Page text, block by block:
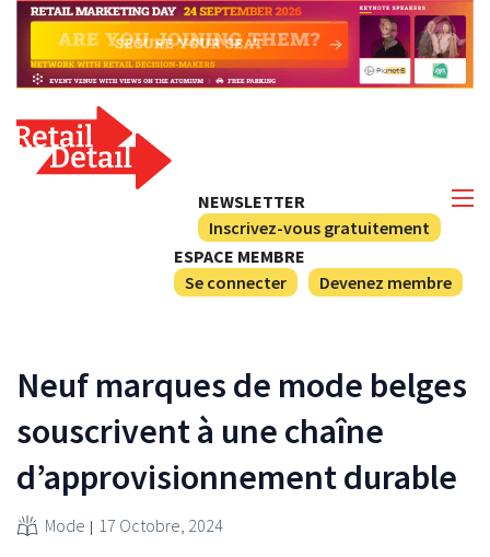
NEWSLETTER
Inscrivez-vous gratuitement
ESPACE MEMBRE
Se connecter
Devenez membre
Neuf marques de mode belges
souscrivent à une chaîne
d’approvisionnement durable
Mode 17 Octobre, 2024